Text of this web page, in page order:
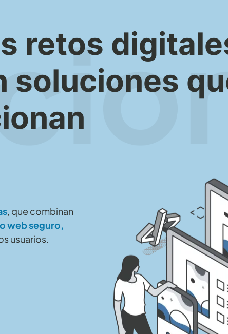
retos
soluciones
, que combinan
web seguro,
usuarios.